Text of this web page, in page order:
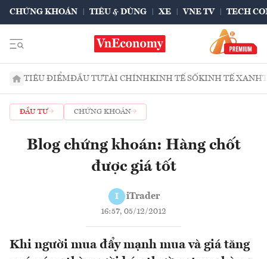
CHỨNG KHOÁN TIÊU & DÙNG XE VNE TV TECH
TIÊU ĐIỂMĐẦU TƯTÀI CHÍNHKINH TẾ SỐKINH TẾ XANH
ĐẦU TƯ CHỨNG KHOÁN
Blog chứng khoán: Hàng chốt
được giá tốt
I iTrader
16:57, 05/12/2012
Khi người mua đẩy mạnh mua và giá tăng